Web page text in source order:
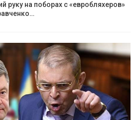
руку на поборах с «евробляхеров»